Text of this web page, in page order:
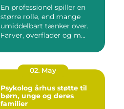
En professionel spiller en
større rolle, end mange
umiddelbart tænker over.
Farver, overflader og m...
02. May
Psykolog århus støtte til
børn, unge og deres
familier